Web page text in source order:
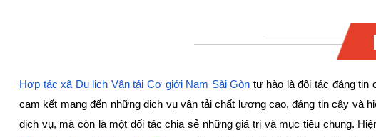
Hợp tác xã Du lịch Vận tải Cơ giới Nam Sài Gòn tự hào là đối tác đáng tin
cam kết mang đến những dịch vụ vận tải chất lượng cao, đáng tin cậy và
dịch vụ, mà còn là một đối tác chia sẻ những giá trị và mục tiêu chung.